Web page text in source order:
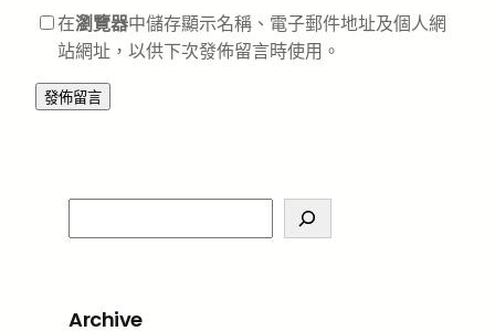
在瀏覽器中儲存顯示名稱、電子郵件地址及個人網
站網址，以供下次發佈留言時使用。
e
c
Archive